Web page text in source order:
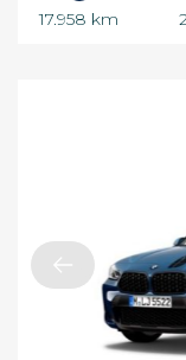
17.958 km